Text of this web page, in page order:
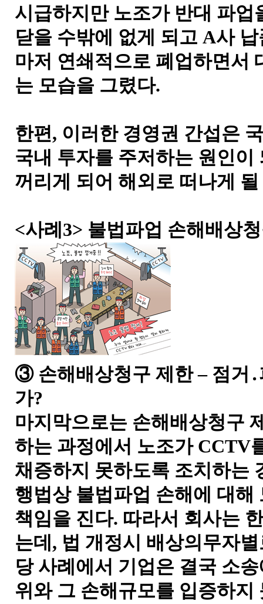
시급하지만 노조가 반대 파
닫을 수밖에 없게 되고 A사
마저 연쇄적으로 폐업하면서
는 모습을 그렸다.
한편, 이러한 경영권 간섭은
국내 투자를 주저하는 원인
꺼리게 되어 해외로 떠나게
<사례3> 불법파업 손해배상
③ 손해배상청구 제한 – 점거
가?
마지막으로는 손해배상청구
하는 과정에서 노조가 CCTV
채증하지 못하도록 조치하는
행법상 불법파업 손해에 대해
책임을 진다. 따라서 회사는
는데, 법 개정시 배상의무자
당 사례에서 기업은 결국 소
위와 그 손해규모를 입증하